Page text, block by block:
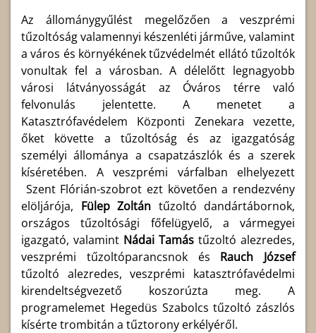
Az állománygyűlést megelőzően a veszprémi
tűzoltóság valamennyi készenléti járműve, valamint
a város és környékének tűzvédelmét ellátó tűzoltók
vonultak fel a városban. A délelőtt legnagyobb
városi látványosságát az Óváros térre való
felvonulás jelentette. A menetet a
Katasztrófavédelem Központi Zenekara vezette,
őket követte a tűzoltóság és az igazgatóság
személyi állománya a csapatzászlók és a szerek
kíséretében. A veszprémi várfalban elhelyezett
Szent Flórián-szobrot ezt követően a rendezvény
elöljárója, Fülep Zoltán tűzoltó dandártábornok,
országos tűzoltósági főfelügyelő, a vármegyei
igazgató, valamint Nádai Tamás tűzoltó alezredes,
veszprémi tűzoltóparancsnok és Rauch József
tűzoltó alezredes, veszprémi katasztrófavédelmi
kirendeltségvezető koszorúzta meg. A
programelemet Hegedüs Szabolcs tűzoltó zászlós
kísérte trombitán a tűztorony erkélyéről.